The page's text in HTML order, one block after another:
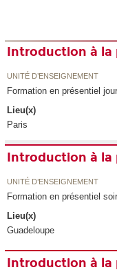
Introduction à la
UNITÉ D’ENSEIGNEMENT
Formation en présentiel
Lieu(x)
Paris
Introduction à la
UNITÉ D’ENSEIGNEMENT
Formation en présentiel
Lieu(x)
Guadeloupe
Introduction à la